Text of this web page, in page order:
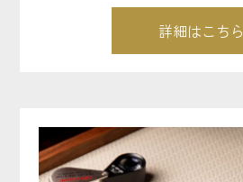
詳細はこちら